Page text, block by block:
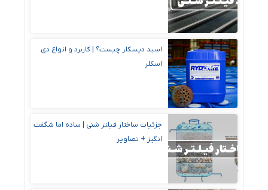
اسید دیسکلر چیست؟ | کاربرد و انواع دی
اسکلر
جزئیات ساختار فیلتر شنی | ساده اما شگفت
‌انگیز + تصاویر